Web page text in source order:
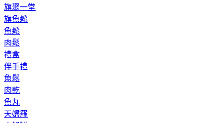
旗聚一堂
旗魚鬆
魚鬆
肉鬆
禮盒
伴手禮
魚鬆
肉乾
魚丸
天婦羅